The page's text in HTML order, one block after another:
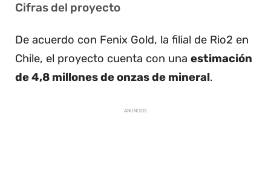
Cifras del proyecto
De acuerdo con Fenix Gold, la filial de Rio2 en
Chile, el proyecto cuenta con una estimación
de 4,8 millones de onzas de mineral.
ANUNCIOS